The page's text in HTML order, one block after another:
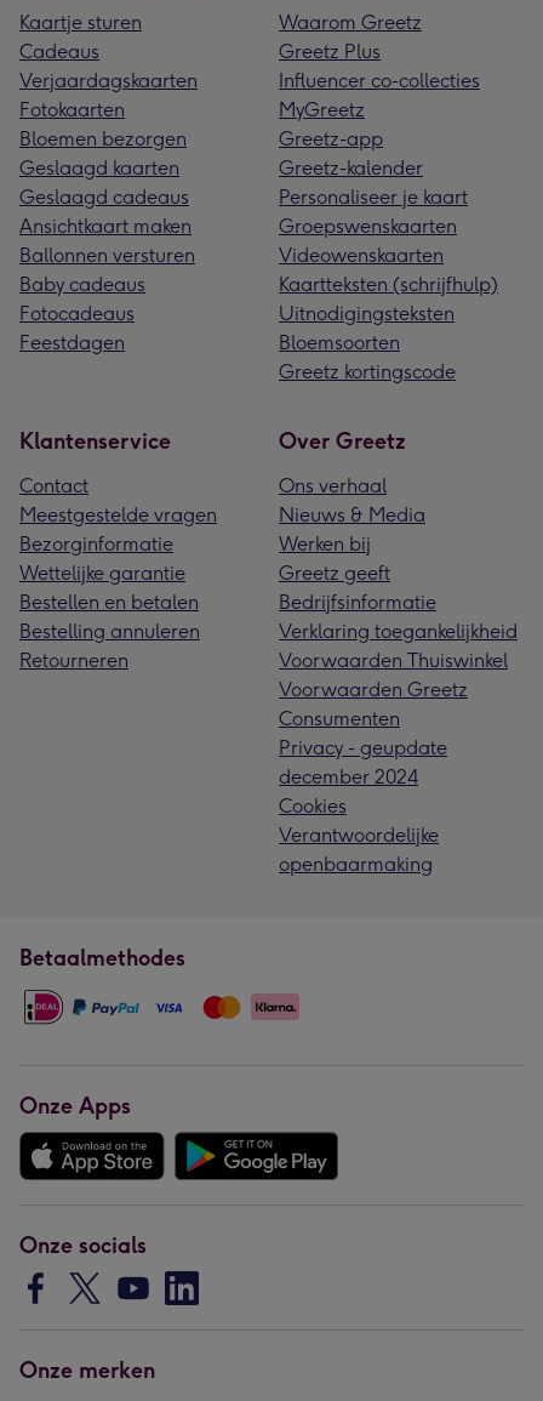
Kaartje sturen
Cadeaus
Verjaardagskaarten
Fotokaarten
Bloemen bezorgen
Geslaagd kaarten
Geslaagd cadeaus
Ansichtkaart maken
Ballonnen versturen
Baby cadeaus
Fotocadeaus
Feestdagen
Waarom Greetz
Greetz Plus
Influencer co-collecties
MyGreetz
Greetz-app
Greetz-kalender
Personaliseer je kaart
Groepswenskaarten
Videowenskaarten
Kaartteksten (schrijfhulp)
Uitnodigingsteksten
Bloemsoorten
Greetz kortingscode
Klantenservice
Contact
Meestgestelde vragen
Bezorginformatie
Wettelijke garantie
Bestellen en betalen
Bestelling annuleren
Retourneren
Over Greetz
Ons verhaal
Nieuws & Media
Werken bij
Greetz geeft
Bedrijfsinformatie
Verklaring toegankelijkheid
Voorwaarden Thuiswinkel
Voorwaarden Greetz
Consumenten
Privacy - geupdate
december 2024
Cookies
Verantwoordelijke
openbaarmaking
Betaalmethodes
Onze Apps
Onze socials
Onze merken